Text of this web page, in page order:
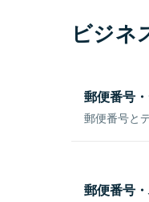
ビジネ
郵便番号
郵便番号と
郵便番号